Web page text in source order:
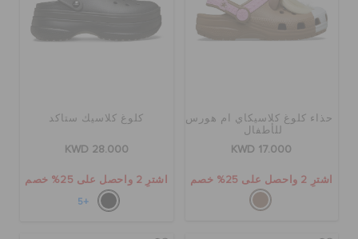
حذاء كلوغ كلاسيكآي آم هورس
للأطفال
KWD 17.000
اشترِ 2 واحصل على 25% خصم
كلوغ كلاسيك ستاكد
KWD 28.000
اشترِ 2 واحصل على 25% خصم
+5